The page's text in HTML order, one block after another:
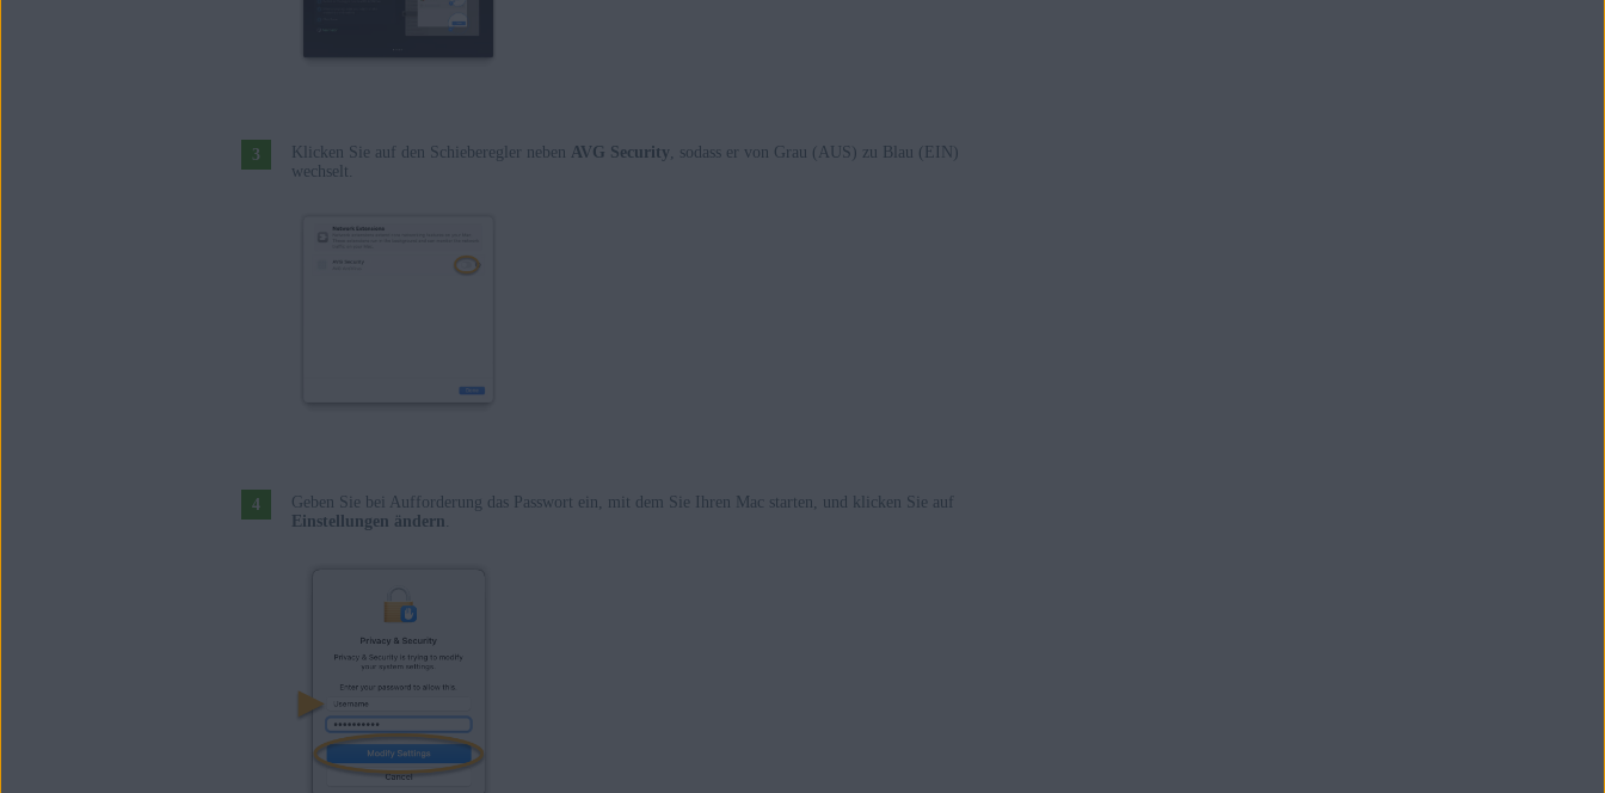
Klicken Sie auf den Schieberegler neben AVG Security , sodass er von Grau (AUS) zu Blau (EIN)
wechselt.
Geben Sie bei Aufforderung das Passwort ein, mit dem Sie Ihren Mac starten, und klicken Sie auf
Einstellungen ändern